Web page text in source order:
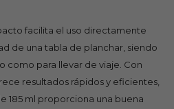
facilita el uso directamente
de una tabla de planchar, siendo
como para llevar de viaje. Con
resultados rápidos y eficientes,
185 ml proporciona una buena